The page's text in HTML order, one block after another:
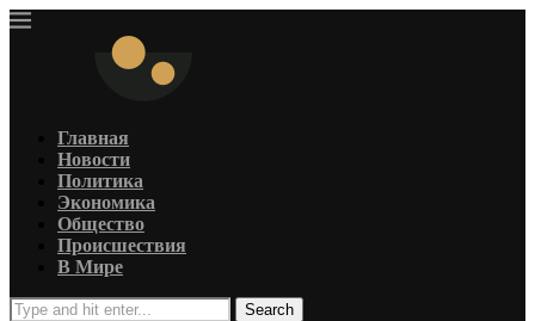
Главная
Новости
Политика
Экономика
Общество
Происшествия
В Мире
Search